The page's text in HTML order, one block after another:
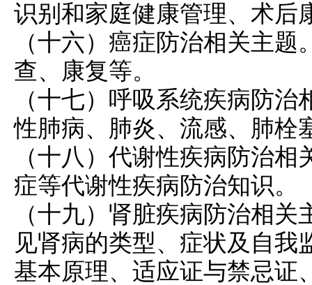
识别和家庭健康管理、术后
（十六）癌症防治相关主
查、康复等。
（十七）呼吸系统疾病防
性肺病、肺炎、流感、肺栓
（十八）代谢性疾病防治
症等代谢性疾病防治知识。
（十九） 肾脏疾病防治相关
见肾病的类型、症状及自
基本原理、适应证与禁忌证